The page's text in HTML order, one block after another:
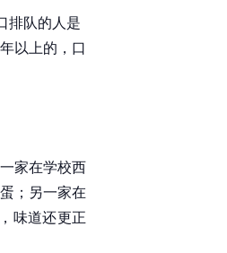
排队的人是
以上的，口
家在学校西
；另一家在
味道还更正